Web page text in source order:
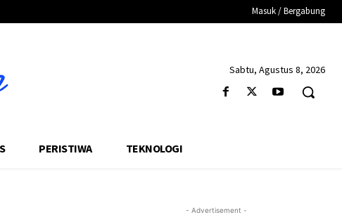
Masuk / Bergabung
Sabtu, Agustus 8, 2026
PERISTIWA TEKNOLOGI
- Advertisement -